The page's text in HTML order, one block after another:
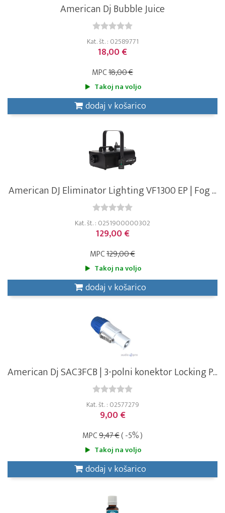
American Dj Bubble Juice
Kat. št. : 02589771
18,00 €
MPC18,00 €
Takoj na voljo
dodaj v košarico
American DJ Eliminator Lighting VF1300 EP | Fog ...
Kat. št. : 0251900000302
129,00 €
MPC129,00 €
Takoj na voljo
dodaj v košarico
American Dj SAC3FCB | 3-polni konektor Locking P...
Kat. št. : 02577279
9,00 €
MPC9,47 €( -5% )
Takoj na voljo
dodaj v košarico